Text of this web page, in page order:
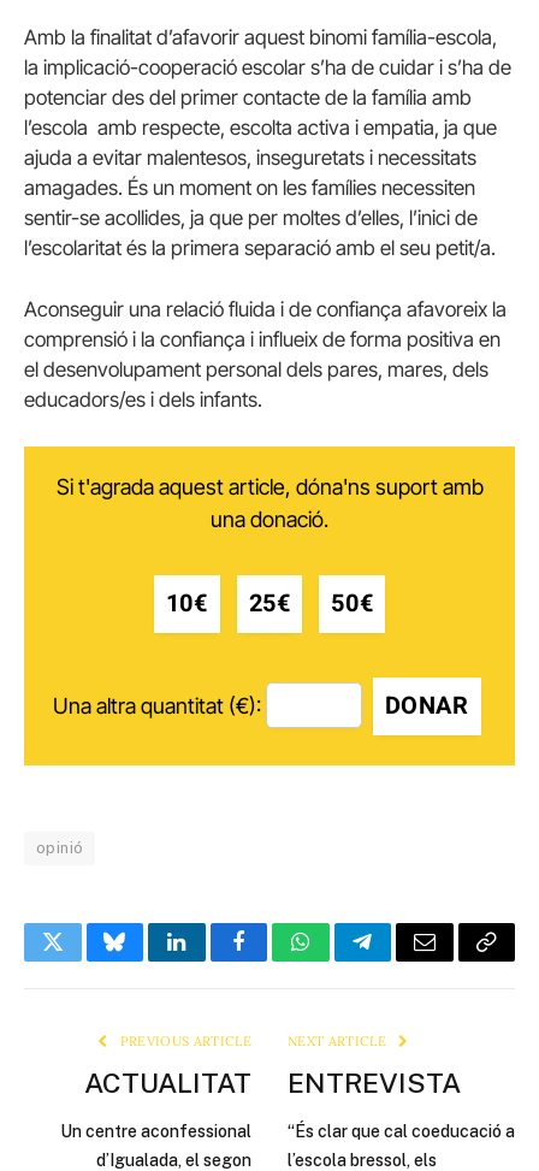
Amb la finalitat d’afavorir aquest binomi família-escola,
la implicació-cooperació escolar s’ha de cuidar i s’ha de
potenciar des del primer contacte de la família amb
l’escola amb respecte, escolta activa i empatia, ja que
ajuda a evitar malentesos, inseguretats i necessitats
amagades. És un moment on les famílies necessiten
sentir-se acollides, ja que per moltes d’elles, l’inici de
l’escolaritat és la primera separació amb el seu petit/a.
Aconseguir una relació fluida i de confiança afavoreix la
comprensió i la confiança i influeix de forma positiva en
el desenvolupament personal dels pares, mares, dels
educadors/es i dels infants.
Si t'agrada aquest article, dóna'ns suport amb
una donació.
10€ 25€ 50€
Una altra quantitat (€): DONAR
opinió
TwitterBlueskyLinkedInFacebookWhatsAppTelegramEmail Copy
PREVIOUS ARTICLE
ACTUALITAT
Un centre aconfessional
d’Igualada, el segon
NEXT ARTICLE
ENTREVISTA
“És clar que cal coeducació a
l’escola bressol, els